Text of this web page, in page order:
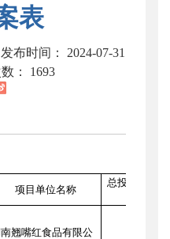
表
发布时间： 2024-07-31
： 1693
项目单位名称
总投资金额(
翘嘴红食品有限公